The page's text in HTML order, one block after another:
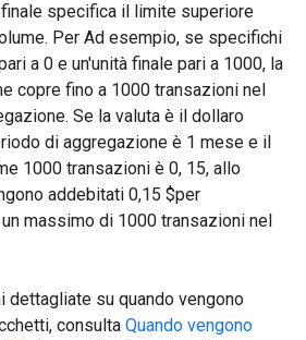
specifica il limite superiore
Per Ad esempio, se specifichi
a 0 e un'unità finale pari a 1000, la
copre fino a 1000 transazioni nel
Se la valuta è il dollaro
di aggregazione è 1 mese e il
1000 transazioni è 0, 15, allo
addebitati 0,15 $per
massimo di 1000 transazioni nel
dettagliate su quando vengono
consulta Quando vengono